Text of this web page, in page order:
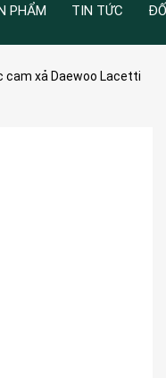
PHẨM TIN TỨC
cam xả Daewoo Lacetti